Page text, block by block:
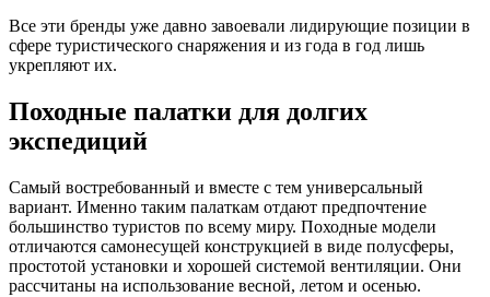
Все эти бренды уже давно завоевали лидирующие позиции в
сфере туристического снаряжения и из года в год лишь
укрепляют их.
Походные палатки для долгих
экспедиций
Самый востребованный и вместе с тем универсальный
вариант. Именно таким палаткам отдают предпочтение
большинство туристов по всему миру. Походные модели
отличаются самонесущей конструкцией в виде полусферы,
простотой установки и хорошей системой вентиляции. Они
рассчитаны на использование весной, летом и осенью.